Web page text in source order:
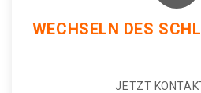
WECHSELN DES
JETZT